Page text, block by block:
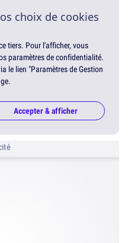
choix de cookies
tiers. Pour l'afficher, vous
paramètres de confidentialité.
le lien "Paramètres de Gestion
Accepter & afficher